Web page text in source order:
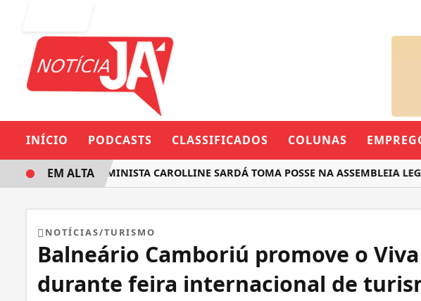
INÍCIO PODCASTS CLASSIFICADOS COLUNAS
DEPUTADA FEMINISTA CAROLLINE SARDÁ TOMA POSSE NA ASSEMBLEIA
EM ALTA
NOTÍCIAS/TURISMO
Balneário Camboriú promove o
durante feira internacional de